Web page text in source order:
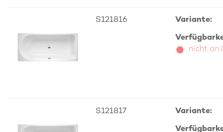
S121816 Variante:
nicht an
S121817 Variante: